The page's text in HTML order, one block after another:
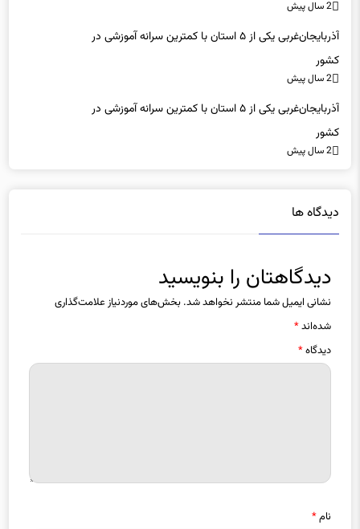
2 سال پیش
آذربایجان‌غربی یکی از ۵ استان با کمترین سرانه آموزشی در
کشور
2 سال پیش
آذربایجان‌غربی یکی از ۵ استان با کمترین سرانه آموزشی در
کشور
2 سال پیش
دیدگاه ها
دیدگاهتان را بنویسید
نشانی ایمیل شما منتشر نخواهد شد. بخش‌های موردنیاز علامت‌گذاری
شده‌اند*
دیدگاه*
نام*